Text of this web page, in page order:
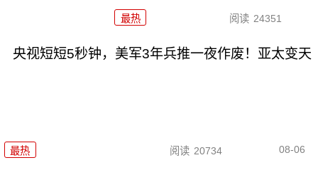
最热 阅读 24351
央视短短5秒钟，美军3年兵推一夜作废！亚太变天
最热 阅读 20734 08-06